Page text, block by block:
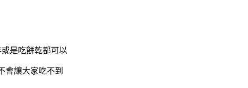
是吃餅乾都可以
會讓大家吃不到